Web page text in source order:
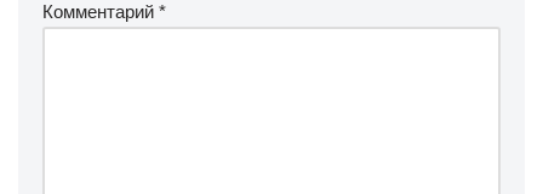
Комментарий *